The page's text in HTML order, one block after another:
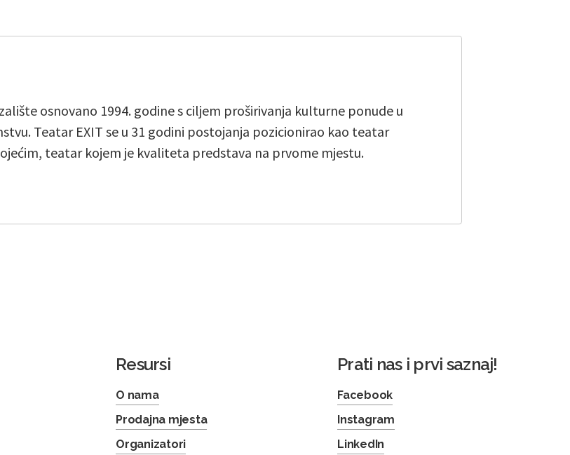
osnovano 1994. godine s ciljem proširivanja kulturne ponude u
Teatar EXIT se u 31 godini postojanja pozicionirao kao teatar
teatar kojem je kvaliteta predstava na prvome mjestu.
Resursi
O nama
Prodajna mjesta
Organizatori
Prati nas i prvi saznaj!
Facebook
Instagram
LinkedIn